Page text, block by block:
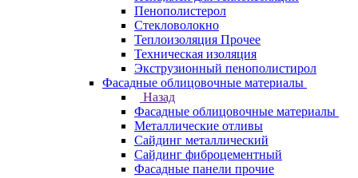
Пенополистерол
Стекловолокно
Теплоизоляция Прочее
Техническая изоляция
Экструзионный пенополистирол
Фасадные облицовочные материалы
Назад
Фасадные облицовочные материалы
Металлические отливы
Сайдинг металлический
Сайдинг фиброцементный
Фасадные панели прочие